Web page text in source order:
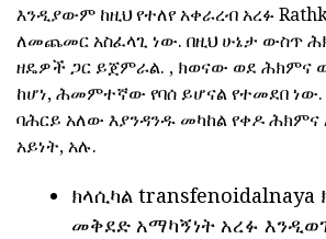
እንዲያውም ከዚህ የተለየ አቀራረብ አረፉ
ለመጨመር አስፈላጊ ነው. በዚህ ሁኔታ ውስጥ
ዘዴዎች ጋር ይጀምራል. , ክወናው ወደ
ከሆነ, ሕመምተኛው የባሰ ይሆናል የተመደበ ነው.
ባሕርይ አለው እያንዳንዱ መካከል የቀዶ
አይነት, አሉ.
ክላሲካል
መቅደድ አማካኝነት አረፉ